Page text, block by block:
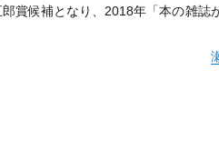
賞候補となり、2018年「本の雑誌